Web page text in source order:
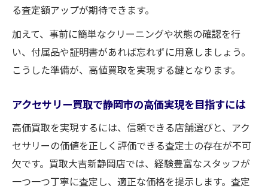
る査定額アップが期待できます。
加えて、事前に簡単なクリーニングや状態の確認を行
い、付属品や証明書があれば忘れずに用意しましょう。
こうした準備が、高値買取を実現する鍵となります。
アクセサリー買取で静岡市の高価実現を目指すには
高価買取を実現するには、信頼できる店舗選びと、アク
セサリーの価値を正しく評価できる査定士の存在が不可
欠です。買取大吉新静岡店では、経験豊富なスタッフが
一つ一つ丁寧に査定し、適正な価格を提示します。査定